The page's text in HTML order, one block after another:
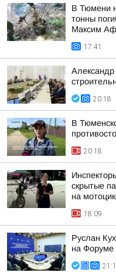
В Тюмени
тонны
Максим
17:41
20:18
В
20:18
скрытые
на
18:09
Руслан
на Форуме